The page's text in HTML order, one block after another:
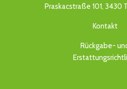
Praskacstraße 101, 3430
Kontakt
Rückgabe-